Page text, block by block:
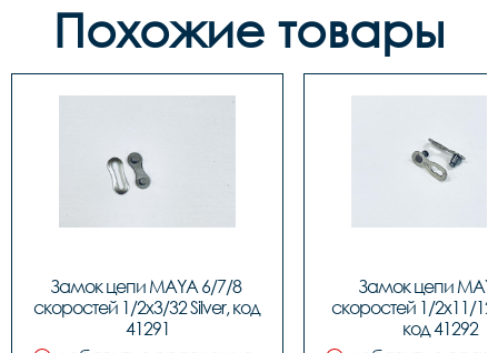
Похожие товары
Замок цепи MAYA 6/7/8
скоростей 1/2x3/32 Silver, код
41291
Замок цепи
скоростей 1/2x11/
код 41292